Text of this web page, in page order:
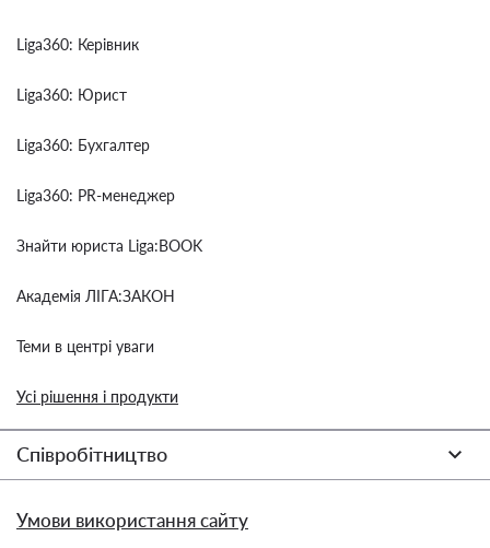
Liga360: Керівник
Liga360: Юрист
Liga360: Бухгалтер
Liga360: PR-менеджер
Знайти юриста Liga:BOOK
Академія ЛІГА:ЗАКОН
Теми в центрі уваги
Усі рішення і продукти
Співробітництво
Умови використання сайту